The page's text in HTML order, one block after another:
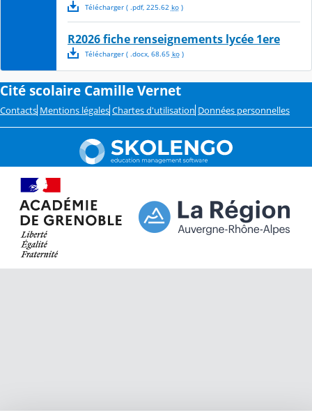
Télécharger( .pdf, 225.62 ko)
R2026 fiche renseignements lycée 1ere
Télécharger( .docx, 68.65 ko)
Cité scolaire Camille Vernet
Contacts Mentions légales Chartes d'utilisation Données personnelles